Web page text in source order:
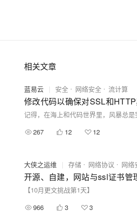
相关文章
蓝易云 | 安全 网络安全 流计算
修改代码以确保对SSL和HTTP
记得，在海上和代码世界里，风暴总
267
12 12
大侠之运维 | 存储 网络协议 网络
开源、自建，网站与ssl证书管
【10月更文挑战第1天】
966
3 3